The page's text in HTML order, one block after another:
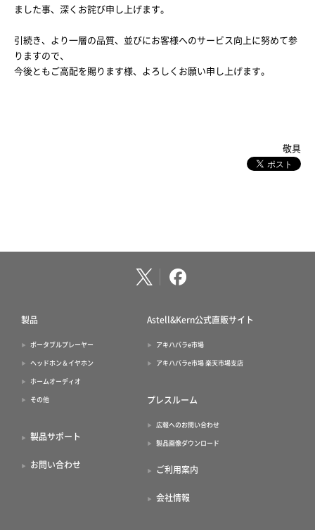
ました事、深くお詫び申し上げます。
引続き、より一層の品質、並びにお客様へのサービス向上に努めて参
りますので、
今後ともご高配を賜ります様、よろしくお願い申し上げます。
敬具
製品
ポータブルプレーヤー
ヘッドホン＆イヤホン
ホームオーディオ
その他
製品サポート
お問い合わせ
Astell&Kern公式直販サイト
アキハバラe市場
アキハバラe市場 楽天市場支店
プレスルーム
広報へのお問い合わせ
製品画像ダウンロード
ご利用案内
会社情報